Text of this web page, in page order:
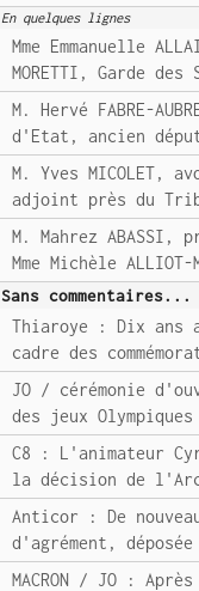
En quelques lignes
Mme Emmanuelle
MORETTI, Garde
M. Hervé FABRE-
d'Etat, ancien
M. Yves MICOLET,
adjoint près du
M. Mahrez
Mme Michèle
Sans
Thiaroye : Dix ans
cadre des
JO / cérémonie
des jeux
C8 : L'animateur
la décision de
Anticor : De
d'agrément,
MACRON / JO :